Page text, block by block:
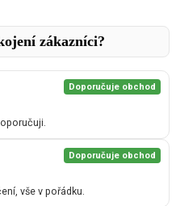
zákazníci?
Doporučuje obchod
Doporučuje obchod
vše v pořádku.